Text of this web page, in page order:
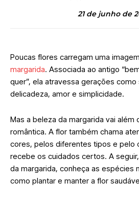
21 de junho de
Poucas flores carregam uma
margarida. Associada ao antigo
quer”, ela atravessa gerações
delicadeza, amor e simplicidade.
Mas a beleza da margarida vai além
romântica. A flor também chama
cores, pelos diferentes tipos e pelo
recebe os cuidados certos. A
da margarida, conheça as espécies
como plantar e manter a flor